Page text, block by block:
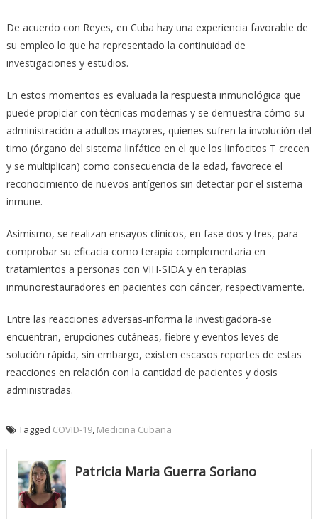
De acuerdo con Reyes, en Cuba hay una experiencia favorable de
su empleo lo que ha representado la continuidad de
investigaciones y estudios.
En estos momentos es evaluada la respuesta inmunológica que
puede propiciar con técnicas modernas y se demuestra cómo su
administración a adultos mayores, quienes sufren la involución del
timo (órgano del sistema linfático en el que los linfocitos T crecen
y se multiplican) como consecuencia de la edad, favorece el
reconocimiento de nuevos antígenos sin detectar por el sistema
inmune.
Asimismo, se realizan ensayos clínicos, en fase dos y tres, para
comprobar su eficacia como terapia complementaria en
tratamientos a personas con VIH-SIDA y en terapias
inmunorestauradores en pacientes con cáncer, respectivamente.
Entre las reacciones adversas-informa la investigadora-se
encuentran, erupciones cutáneas, fiebre y eventos leves de
solución rápida, sin embargo, existen escasos reportes de estas
reacciones en relación con la cantidad de pacientes y dosis
administradas.
Tagged COVID-19, Medicina Cubana
Patricia Maria Guerra Soriano